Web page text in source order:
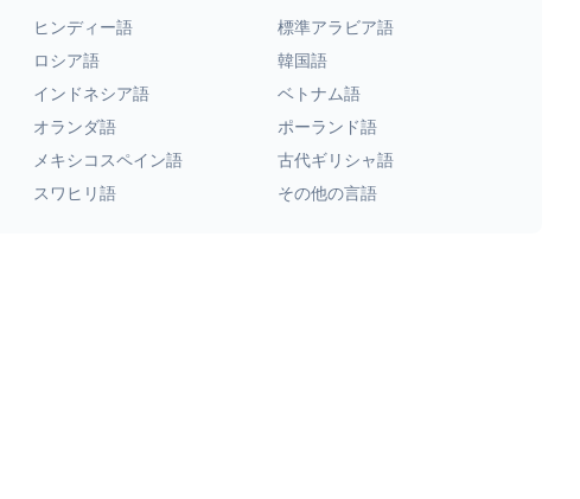
ヒンディー語
標準アラビア語
ロシア語
韓国語
インドネシア語
ベトナム語
オランダ語
ポーランド語
メキシコスペイン語
古代ギリシャ語
スワヒリ語 その他の言語